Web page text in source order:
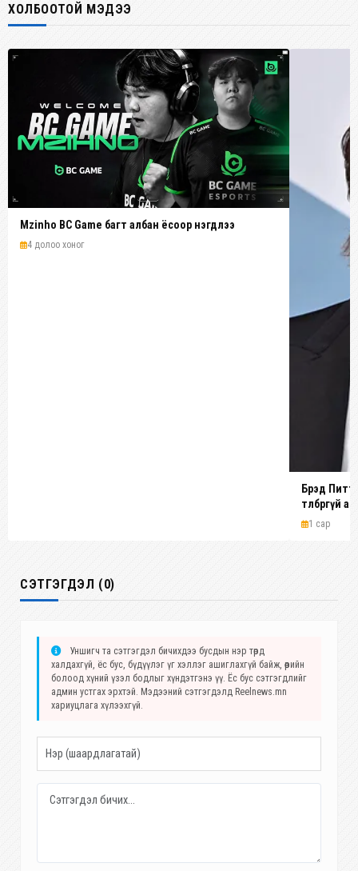
ХОЛБООТОЙ МЭДЭЭ
Mzinho BC Game багт албан ёсоор нэгдлээ
4 долоо хоног
Брэд Питт
төлбөргүй
1 сар
СЭТГЭГДЭЛ (0)
Уншигч та сэтгэгдэл бичихдээ бусдын нэр төрд
халдахгүй, ёс бус, бүдүүлэг үг хэллэг ашиглахгүй байж, өөрийн
болоод хүний үзэл бодлыг хүндэтгэнэ үү. Ёс бус сэтгэгдлийг
админ устгах эрхтэй. Мэдээний сэтгэгдэлд Reelnews.mn
хариуцлага хүлээхгүй.